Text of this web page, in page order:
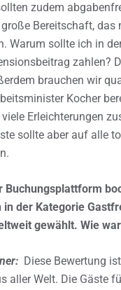
zudem
Bereitschaft, das
Warum sollte ich in
zahlen?
brauchen wir
Kocher
Erleichterungen
sollte aber auf alle
Buchungsplattform
in der Kategorie
gewählt. Wie
Diese Bewertung
aller Welt. Die Gäste